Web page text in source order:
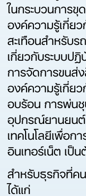
ในกระบวนการ
องค์ความรู้เกี่ย
สะเทือนสำหรับ
เกี่ยวกับระบบป
การจัดการขนส่
องค์ความรู้เกี่ย
อบร้อน การพ่น
อุปกรณ์ยานยน
เทคโนโลยีเพื่อก
อินเทอร์เน็ต เป็
สำหรับธุรกิจที่
ได้แก่